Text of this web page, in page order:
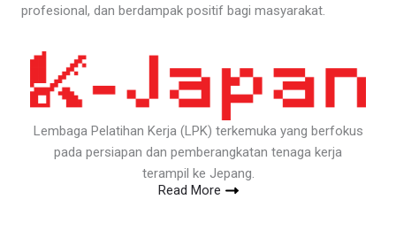
profesional, dan berdampak positif bagi masyarakat.
Lembaga Pelatihan Kerja (LPK) terkemuka yang berfokus
pada persiapan dan pemberangkatan tenaga kerja
terampil ke Jepang.
Read More